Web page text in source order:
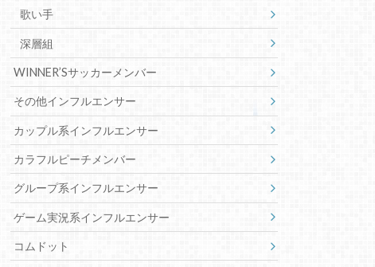
歌い手
深層組
WINNER’Sサッカーメンバー
その他インフルエンサー
カップル系インフルエンサー
カラフルピーチメンバー
グループ系インフルエンサー
ゲーム実況系インフルエンサー
コムドット